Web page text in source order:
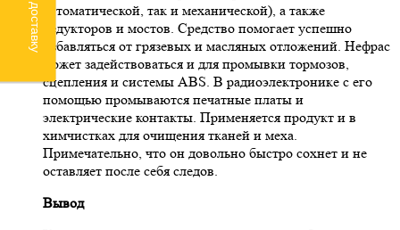
автоматической, так и механической), а также
редукторов и мостов. Средство помогает успешно
избавляться от грязевых и масляных отложений. Нефрас
может задействоваться и для промывки тормозов,
сцепления и системы ABS. В радиоэлектронике с его
помощью промываются печатные платы и
электрические контакты. Применяется продукт и в
химчистках для очищения тканей и меха.
Примечательно, что он довольно быстро сохнет и не
оставляет после себя следов.
Вывод